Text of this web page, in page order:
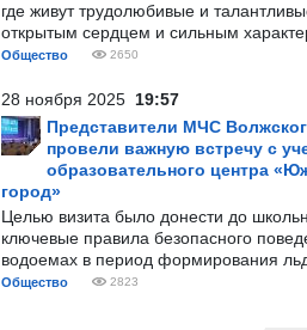
где живут трудолюбивые и
открытым сердцем и сильным
Общество 2650
28 ноября 2025 19:57
Представители МЧС
провели важную встречу с
образовательного центра
город»
Целью визита было донести до
ключевые правила безопасного
водоемах в период формирования
Общество 2823